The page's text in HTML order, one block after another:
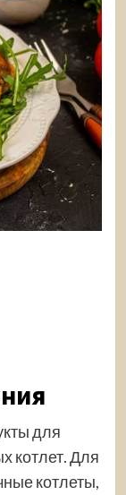
для
котлет. Для
котлеты,